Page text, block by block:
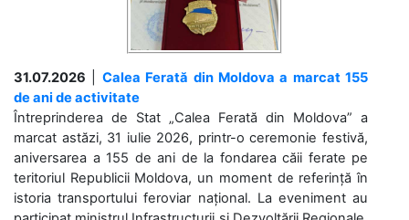
31.07.2026
Calea Ferată din Moldova a marcat 155
de ani de activitate
Întreprinderea de Stat „Calea Ferată din Moldova” a
marcat astăzi, 31 iulie 2026, printr-o ceremonie festivă,
aniversarea a 155 de ani de la fondarea căii ferate pe
teritoriul Republicii Moldova, un moment de referință în
istoria transportului feroviar național. La eveniment au